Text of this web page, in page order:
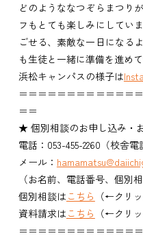
どのようななつぞらまつり
フもとても楽しみにしてい
ごせる、素敵な一日になる
も生徒と一緒に準備を進めて
浜松キャンパスの様子は
＝＝＝＝＝＝＝＝＝＝＝＝
＝＝
★ 個別相談のお申し込み・
電話： 053-455-2260（校舎電
メール： hamamatsu
（お名前、電話番号、個別
個別相談は こちら （←クリ
資料請求は こちら （←クリ
＝＝＝＝＝＝＝＝＝＝＝＝